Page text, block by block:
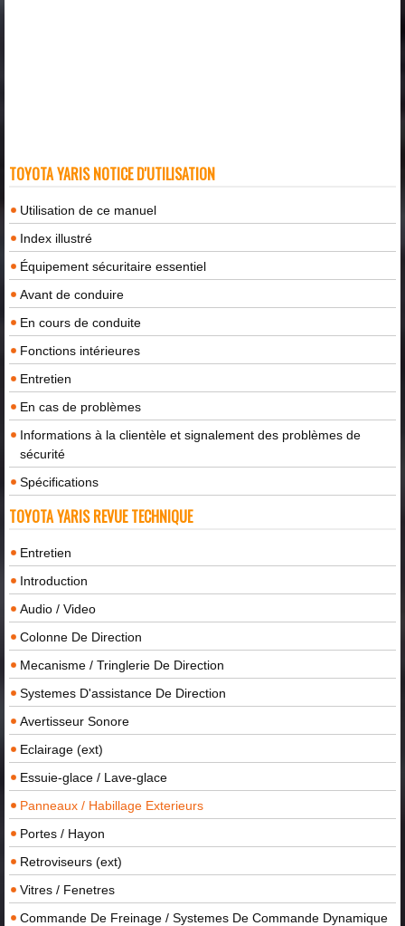
TOYOTA YARIS NOTICE D'UTILISATION
Utilisation de ce manuel
Index illustré
Équipement sécuritaire essentiel
Avant de conduire
En cours de conduite
Fonctions intérieures
Entretien
En cas de problèmes
Informations à la clientèle et signalement des problèmes de
sécurité
Spécifications
TOYOTA YARIS REVUE TECHNIQUE
Entretien
Introduction
Audio / Video
Colonne De Direction
Mecanisme / Tringlerie De Direction
Systemes D'assistance De Direction
Avertisseur Sonore
Eclairage (ext)
Essuie-glace / Lave-glace
Panneaux / Habillage Exterieurs
Portes / Hayon
Retroviseurs (ext)
Vitres / Fenetres
Commande De Freinage / Systemes De Commande Dynamique